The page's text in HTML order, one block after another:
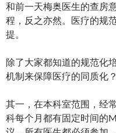
和前一天梅奥医生的查房
程，反之亦然。医疗的规
提。
除了大家都知道的规范化
机制来保障医疗的同质化？
其一，在本科室范围，经
科每个月都有固定时间的